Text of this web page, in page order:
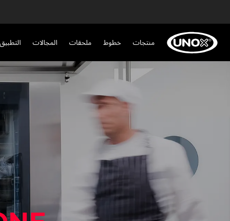
منتجات خطوط ملحقات المجالات